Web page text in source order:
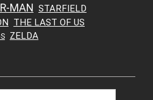
MAN STARFIELD
THE LAST OF US
ZELDA